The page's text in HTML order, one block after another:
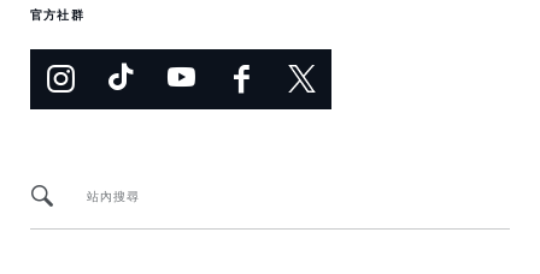
官方社群
站內搜尋